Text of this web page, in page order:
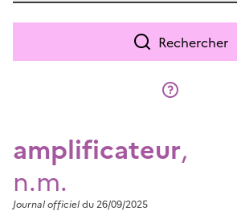
Rechercher
amplificateur,
n.m.
Journal officieldu 26/09/2025